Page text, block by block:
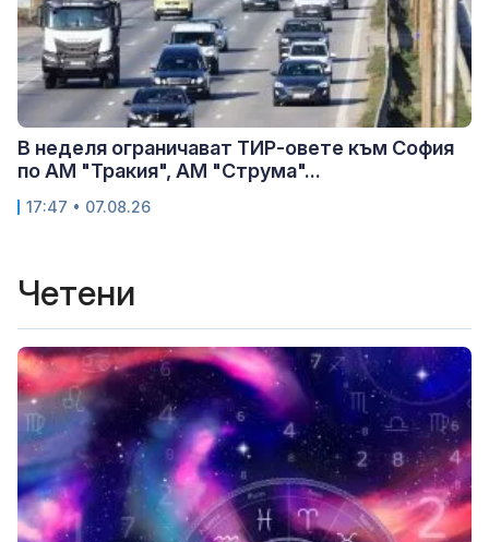
В неделя ограничават ТИР-овете към София
по АМ "Тракия", АМ "Струма"...
17:47 • 07.08.26
Четени